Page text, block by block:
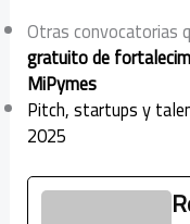
Otras convocatorias
gratuito de
MiPymes
Pitch, startups y
2025